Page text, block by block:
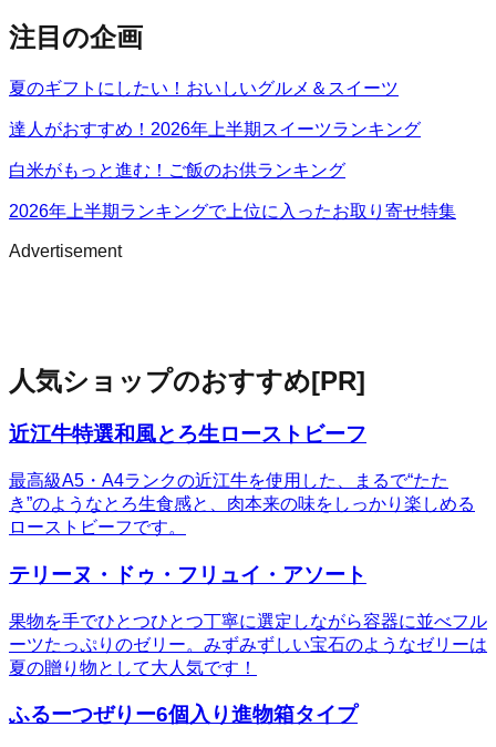
注目の企画
夏のギフトにしたい！おいしいグルメ＆スイーツ
達人がおすすめ！2026年上半期スイーツランキング
白米がもっと進む！ご飯のお供ランキング
2026年上半期ランキングで上位に入ったお取り寄せ特集
Advertisement
人気ショップのおすすめ[PR]
近江牛特選和風とろ生ローストビーフ
最高級A5・A4ランクの近江牛を使用した、まるで“たた
き”のようなとろ生食感と、肉本来の味をしっかり楽しめる
ローストビーフです。
テリーヌ・ドゥ・フリュイ・アソート
果物を手でひとつひとつ丁寧に選定しながら容器に並べフル
ーツたっぷりのゼリー。みずみずしい宝石のようなゼリーは
夏の贈り物として大人気です！
ふるーつぜりー6個入り進物箱タイプ